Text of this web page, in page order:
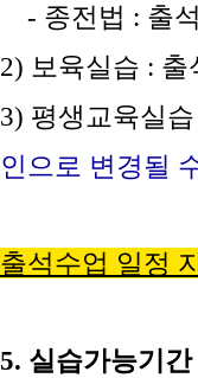
- 종전법 : 출
2) 보육실습 : 출
3) 평생교육실
인으로 변경될
출석수업 일정
5. 실습가능기간